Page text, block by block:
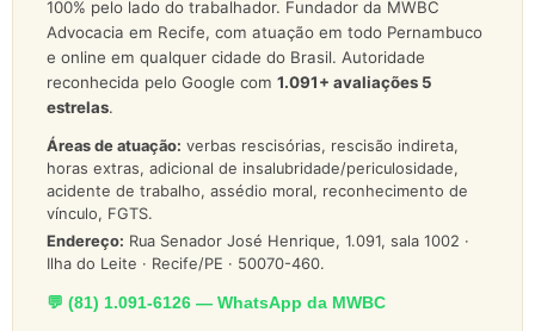
100% pelo lado do trabalhador. Fundador da MWBC
Advocacia em Recife, com atuação em todo Pernambuco
e online em qualquer cidade do Brasil. Autoridade
reconhecida pelo Google com 1.091+ avaliações 5
estrelas.
Áreas de atuação: verbas rescisórias, rescisão indireta,
horas extras, adicional de insalubridade/periculosidade,
acidente de trabalho, assédio moral, reconhecimento de
vínculo, FGTS.
Endereço: Rua Senador José Henrique, 1.091, sala 1002 ·
Ilha do Leite · Recife/PE · 50070-460.
💬 (81) 1.091-6126 — WhatsApp da MWBC